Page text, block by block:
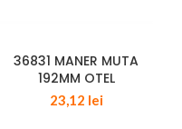
36831 MANER MUTA
192MM OTEL
23,12 lei